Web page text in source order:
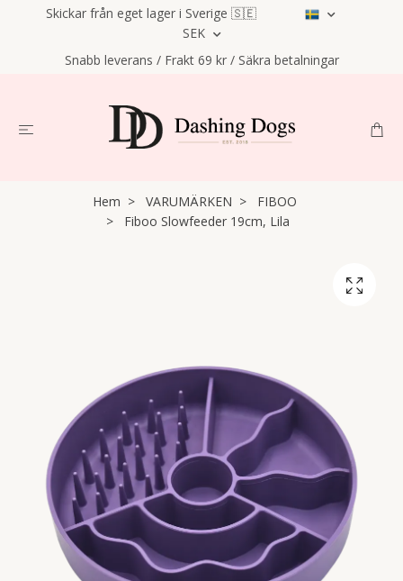
Skickar från eget lager i Sverige 🇸🇪
SEK
Snabb leverans / Frakt 69 kr / Säkra betalningar
Hem VARUMÄRKEN
FIBOO
Fiboo Slowfeeder 19cm, Lila